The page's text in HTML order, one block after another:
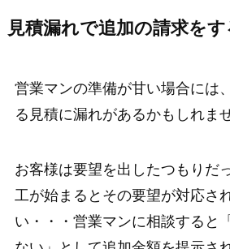
見積漏れで追加の請求をす
営業マンの準備が甘い場合には
る見積に漏れがあるかもしれま
お客様は要望を出したつもりだ
工が始まるとその要望が対応さ
い・・・営業マンに相談すると